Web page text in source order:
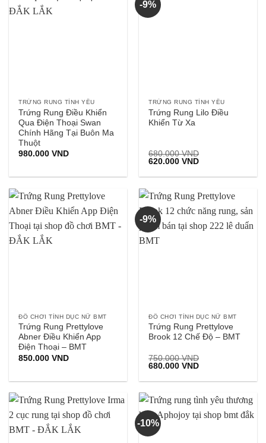
TRỨNG RUNG TÌNH YÊU
Trứng Rung Điều Khiển
Qua Điện Thoại Swan
Chính Hãng Tại Buôn Ma
Thuột
980.000VND
-9%
TRỨNG RUNG TÌNH YÊU
Trứng Rung Lilo Điều
Khiển Từ Xa
680.000VND
Giá
là:
620.000VNDGiá
tại
620.000 VND.
ĐỒ CHƠI TÌNH DỤC NỮ BMT
Trứng Rung Prettylove
Abner Điều Khiển App
Điện Thoại – BMT
850.000VND
-9%
ĐỒ CHƠI TÌNH DỤC NỮ BMT
Trứng Rung Prettylove
Brook 12 Chế Độ – BMT
750.000VND
Giá
là:
680.000VNDGiá
tại
680.000 VND.
-10%